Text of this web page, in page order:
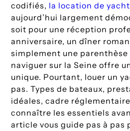
codifiés, la location de
aujourd’hui largement
soit pour une réception
anniversaire, un dîner
simplement une parenthèse
naviguer sur la Seine offre
unique. Pourtant, louer un
pas. Types de bateaux,
idéales, cadre
connaître les essentiels
article vous guide pas à pas